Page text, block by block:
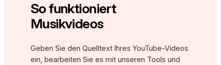
So funktioniert
Musikvideos
Geben Sie den Quelltext Ihres YouTube-Videos
ein, bearbeiten Sie es mit unseren Tools und